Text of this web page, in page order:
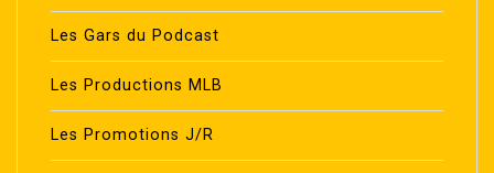
Les Gars du Podcast
Les Productions MLB
Les Promotions J/R